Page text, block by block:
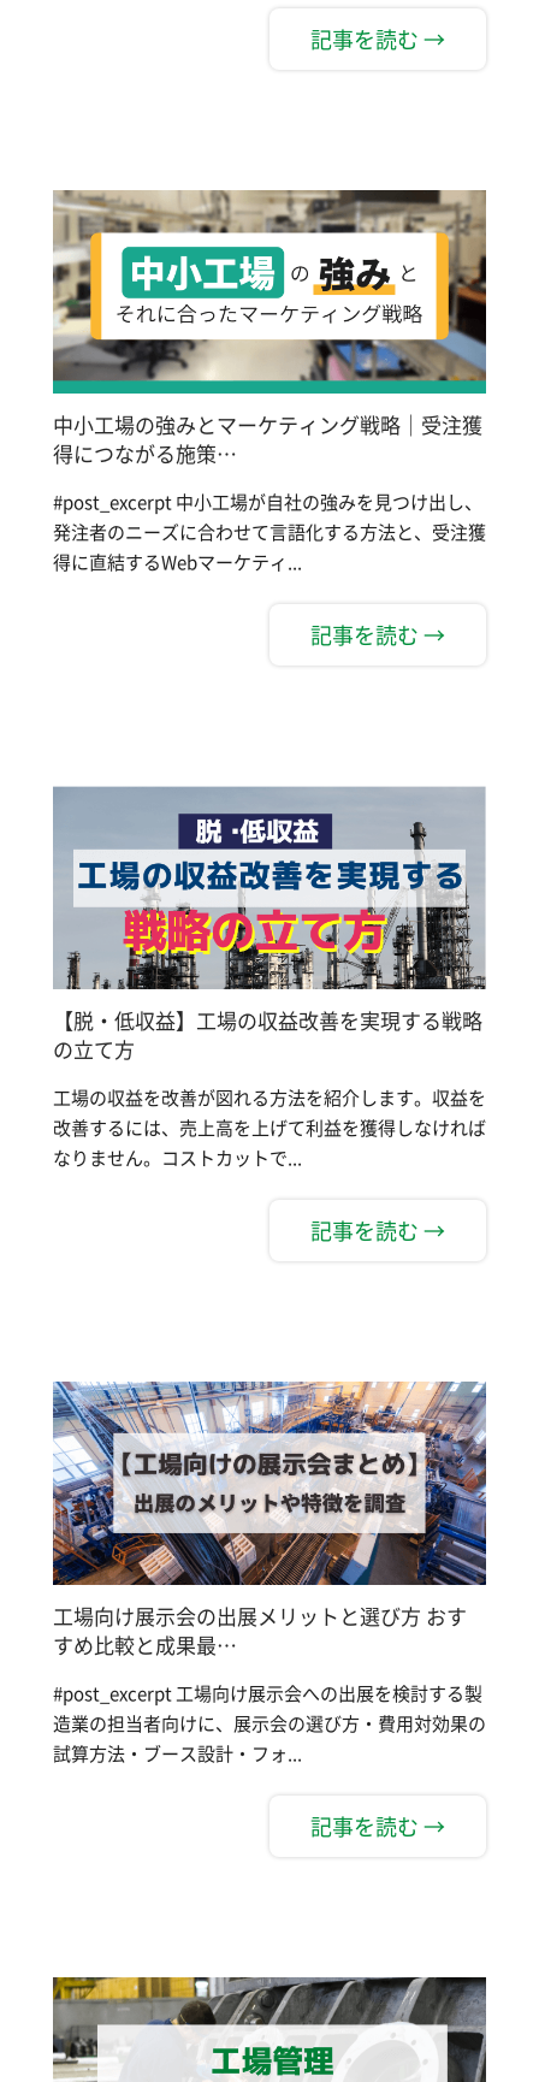
記事を読む →
中小工場の強みとマーケティング戦略｜受注獲
得につながる施策…
#post_excerpt 中小工場が自社の強みを見つけ出し、
発注者のニーズに合わせて言語化する方法と、受注獲
得に直結するWebマーケティ...
記事を読む →
【脱・低収益】工場の収益改善を実現する戦略
の立て方
工場の収益を改善が図れる方法を紹介します。収益を
改善するには、売上高を上げて利益を獲得しなければ
なりません。コストカットで...
記事を読む →
工場向け展示会の出展メリットと選び方 おす
すめ比較と成果最…
#post_excerpt 工場向け展示会への出展を検討する製
造業の担当者向けに、展示会の選び方・費用対効果の
試算方法・ブース設計・フォ...
記事を読む →